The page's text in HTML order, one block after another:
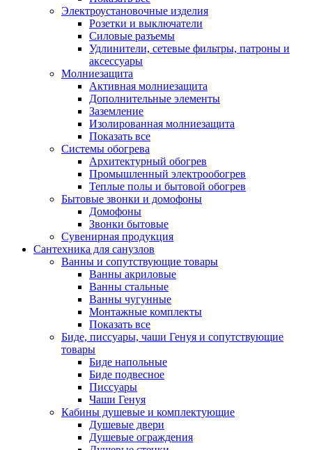
Электроустановочные изделия
Розетки и выключатели
Силовые разъемы
Удлинители, сетевые фильтры, патроны и
аксессуары
Молниезащита
Активная молниезащита
Дополнительные элементы
Заземление
Изолированная молниезащита
Показать все
Системы обогрева
Архитектурный обогрев
Промышленный электрообогрев
Теплые полы и бытовой обогрев
Бытовые звонки и домофоны
Домофоны
Звонки бытовые
Сувенирная продукция
Сантехника для санузлов
Ванны и сопутствующие товары
Ванны акриловые
Ванны стальные
Ванны чугунные
Монтажные комплекты
Показать все
Биде, писсуары, чаши Генуя и сопутствующие
товары
Биде напольные
Биде подвесное
Писсуары
Чаши Генуя
Кабины душевые и комплектующие
Душевые двери
Душевые ограждения